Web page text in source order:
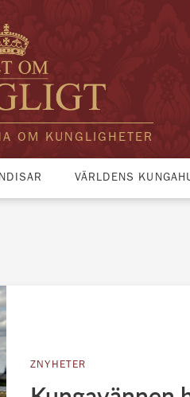
OM KUNGLIGHETER
VÄRLDENS
ZNYHETER